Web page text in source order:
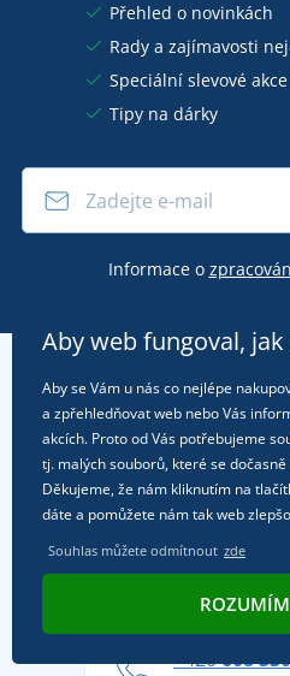
Přehled o novinkách
Rady a zajímavosti
Speciální slevové akce
Tipy na dárky
Informace o
Zákaznický servis
Kontakt
Obchodní podmínky
Doprava a platba
Vrácení zboží a reklamace
Zásady ochrany osobních
Věrnostní program BONTIS +
O naší firmě
O nás
Reference
Z naší poradny
Objevte TEE JAYS -
tradicí od roku 1976
Zákaznická
+420608
Aby web fungoval, jak
Aby se Vám u nás co nejlépe
a zpřehledňovat web nebo Vás
akcích. Proto od Vás potřebujeme
tj. malých souborů, které se
Děkujeme, že nám kliknutím na
dáte a pomůžete nám tak web
Souhlas můžete odmítnout zde
ROZUMÍM